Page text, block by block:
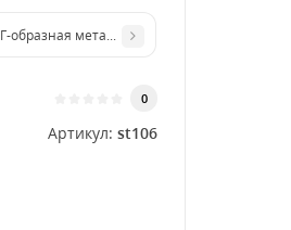
мм
образная металлическая 1250x4 мм
0
Артикул: st106